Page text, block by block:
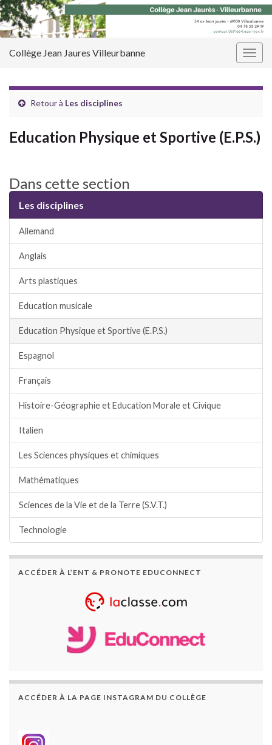
Collège Jean Jaures Villeurbanne
Retour à Les disciplines
Education Physique et Sportive (E.P.S.)
Dans cette section
Les disciplines
Allemand
Anglais
Arts plastiques
Education musicale
Education Physique et Sportive (E.P.S.)
Espagnol
Français
Histoire-Géographie et Education Morale et Civique
Italien
Les Sciences physiques et chimiques
Mathématiques
Sciences de la Vie et de la Terre (S.V.T.)
Technologie
ACCÉDER À L’ENT & PRONOTE EDUCONNECT
ACCÉDER À LA PAGE INSTAGRAM DU COLLÈGE
Panneau de gestion des cookies